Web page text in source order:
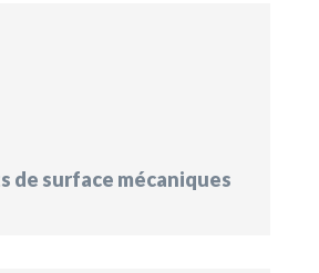
de surface mécaniques